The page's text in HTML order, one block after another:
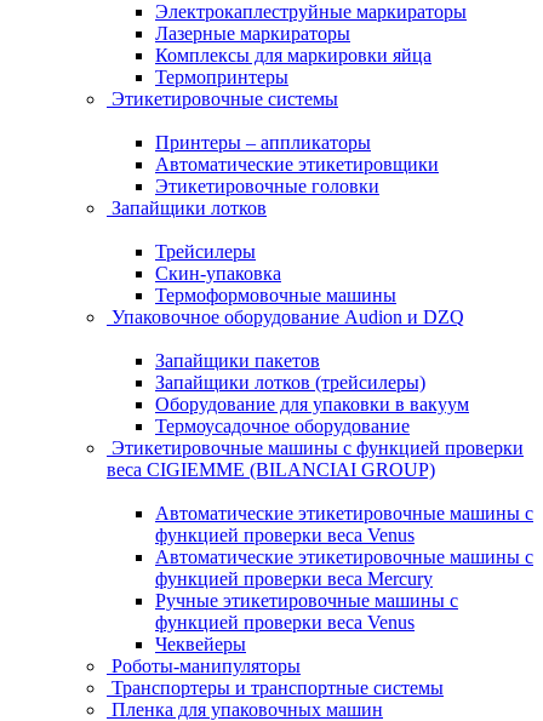
Электрокаплеструйные маркираторы
Лазерные маркираторы
Комплексы для маркировки яйца
Термопринтеры
Этикетировочные системы
Принтеры – аппликаторы
Автоматические этикетировщики
Этикетировочные головки
Запайщики лотков
Трейсилеры
Скин-упаковка
Термоформовочные машины
Упаковочное оборудование Audion и DZQ
Запайщики пакетов
Запайщики лотков (трейсилеры)
Оборудование для упаковки в вакуум
Термоусадочное оборудование
Этикетировочные машины с функцией проверки
веса CIGIEMME (BILANCIAI GROUP)
Автоматические этикетировочные машины с
функцией проверки веса Venus
Автоматические этикетировочные машины с
функцией проверки веса Mercury
Ручные этикетировочные машины с
функцией проверки веса Venus
Чеквейеры
Роботы-манипуляторы
Транспортеры и транспортные системы
Пленка для упаковочных машин